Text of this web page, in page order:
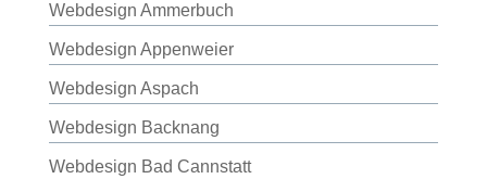
Webdesign Ammerbuch
Webdesign Appenweier
Webdesign Aspach
Webdesign Backnang
Webdesign Bad Cannstatt